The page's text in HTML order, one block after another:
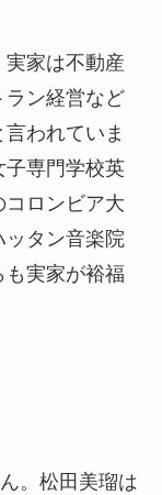
家は不動産
ラン経営など
われていま
子専門学校英
ロンビア大
ッタン音楽院
も実家が裕福
。松田美瑠は